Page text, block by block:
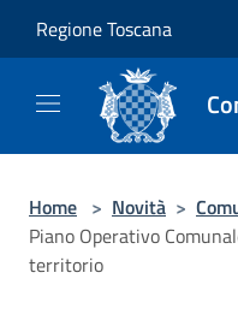
Regione Toscana
Home > Novità >
Piano Operativo
territorio